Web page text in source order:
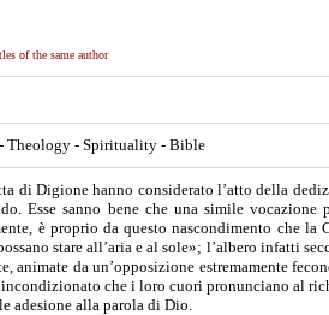
of the same author
Theology - Spirituality - Bible
di Digione hanno considerato l’atto della
Esse sanno bene che una simile
è proprio da questo nascondimento che
stare all’aria e al sole»; l’albero infatti
animate da un’opposizione estremamente
che i loro cuori pronunciano al
adesione alla parola di Dio.